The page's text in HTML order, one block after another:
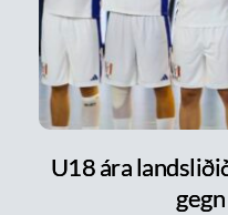
U18 ára